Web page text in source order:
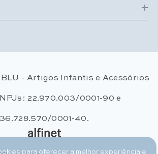
- Artigos Infantis e Acessórios
22.970.003/0001-90 e
36.728.570/0001-40.
para oferecer a melhor experiência e